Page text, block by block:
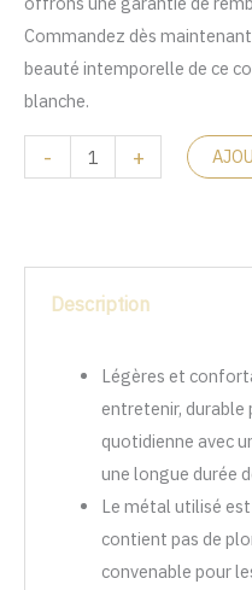
Commandez dès
beauté intemporelle de ce
blanche.
- +
Description
Légères et
entretenir,
quotidienne avec
une longue durée
Le métal utilisé
contient pas de
convenable pour